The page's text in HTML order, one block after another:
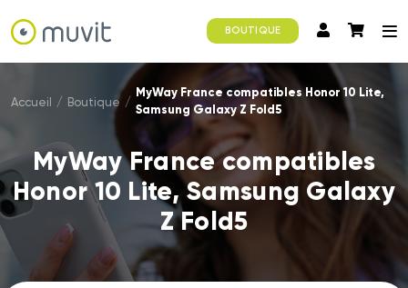
BOUTIQUE
Accueil / Boutique /
MyWay France compatibles Honor 10 Lite,
Samsung Galaxy Z Fold5
MyWay France compatibles
Honor 10 Lite, Samsung Galaxy
Z Fold5